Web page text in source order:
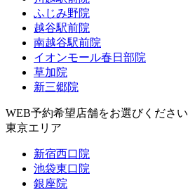
ふじみ野院
越谷駅前院
南越谷駅前院
イオンモール春日部院
草加院
新三郷院
WEB予約希望店舗をお選びください
東京エリア
新宿西口院
池袋東口院
銀座院